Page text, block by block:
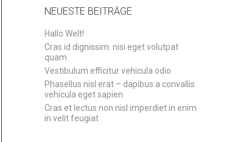
NEUESTE BEITRÄGE
Hallo Welt!
Cras id dignissim: nisi eget volutpat
quam
Vestibulum efficitur vehicula odio
Phasellus nisl erat – dapibus a convallis
vehicula eget sapien
Cras et lectus non nisl imperdiet in enim
in velit feugiat